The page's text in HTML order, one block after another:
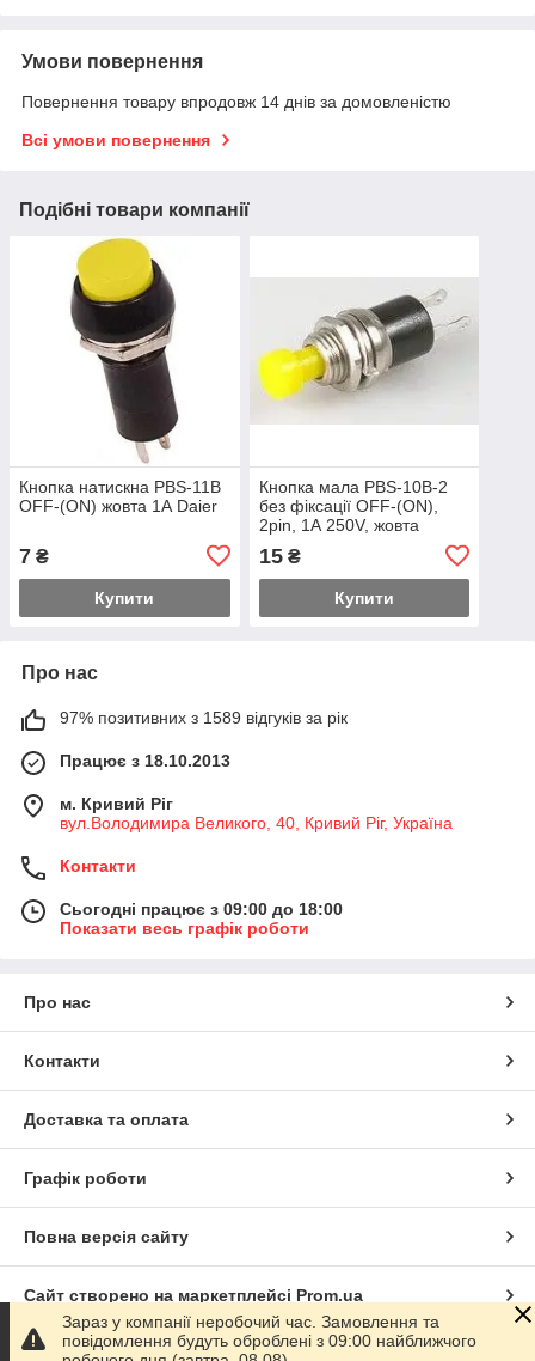
Умови повернення
Повернення товару впродовж 14 днів за домовленістю
Всі умови повернення
Подібні товари компанії
Кнопка натискна PBS-11B
OFF-(ON) жовта 1А Daier
7 ₴
Купити
Кнопка мала PBS-10B-2
без фіксації OFF-(ON),
2pin, 1А 250V, жовта
15₴
Купити
Про нас
97% позитивних з 1589 відгуків за рік
Працює з 18.10.2013
м. Кривий Ріг
вул.Володимира Великого, 40, Кривий Ріг, Україна
Контакти
Сьогодні працює з 09:00 до 18:00
Показати весь графік роботи
Про нас
Контакти
Доставка та оплата
Графік роботи
Повна версія сайту
Сайт створено на маркетплейсі Prom.ua
Політика конфіденційності
Зараз у компанії неробочий час. Замовлення та
повідомлення будуть оброблені з 09:00 найближчого